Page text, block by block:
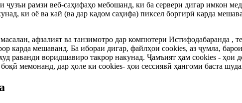
рамзи веб-саҳифаҳо мебошанд, ки ба сервери дигар имкон
ки оё ва кай (ва дар кадом саҳифа) пиксел боргирӣ карда
афзалият ва танзимотро дар компютери Истифодабаранда
карда мешаванд. Ба ибораи дигар, файлҳои cookies, аз ҷумла,
раванди воридшавиро такрор накунад. Ҷамъият ҳам cookies -
мемонанд, дар ҳоле ки cookies- ҳои сессиявӣ ҳангоми баста